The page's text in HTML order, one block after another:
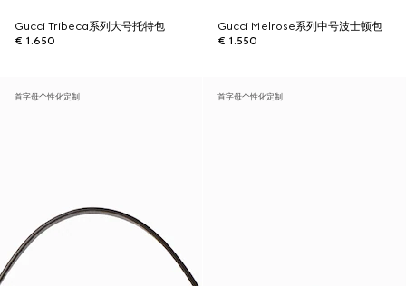
Gucci Tribeca系列大号托特包
€ 1.650
Gucci Melrose系列中号波士顿包
€ 1.550
首字母个性化定制 首字母个性化定制